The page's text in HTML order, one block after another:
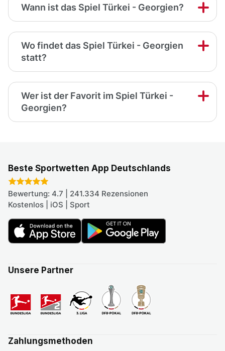
Wann ist das Spiel Türkei - Georgien?
Wo findet das Spiel Türkei - Georgien
statt?
Wer ist der Favorit im Spiel Türkei -
Georgien?
Beste Sportwetten App Deutschlands
Bewertung: 4.7 | 241.334 Rezensionen
Kostenlos | iOS | Sport
Unsere Partner
Zahlungsmethoden